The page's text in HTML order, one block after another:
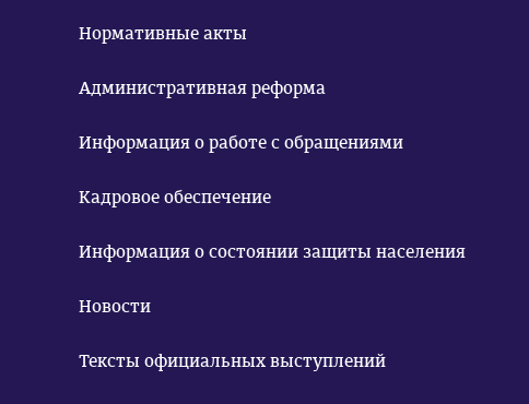
Нормативные акты
Административная реформа
Информация о работе с обращениями
Кадровое обеспечение
Информация о состоянии защиты населения
Новости
Тексты официальных выступлений